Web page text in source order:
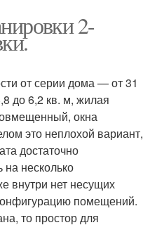
2-
от серии дома — от 31
до 6,2 кв. м, жилая
окна
это неплохой вариант,
достаточно
несколько
внутри нет несущих
помещений.
то простор для